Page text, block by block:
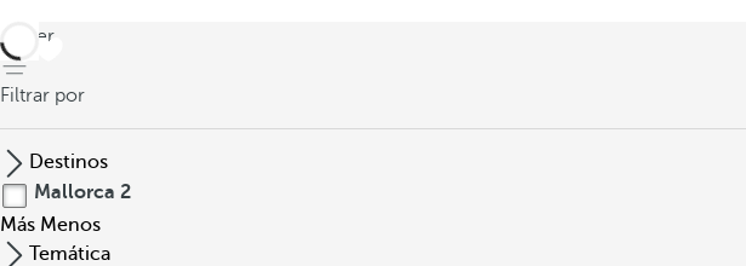
volver
Filtrar por
Destinos
Mallorca 2
Más Menos
Temática